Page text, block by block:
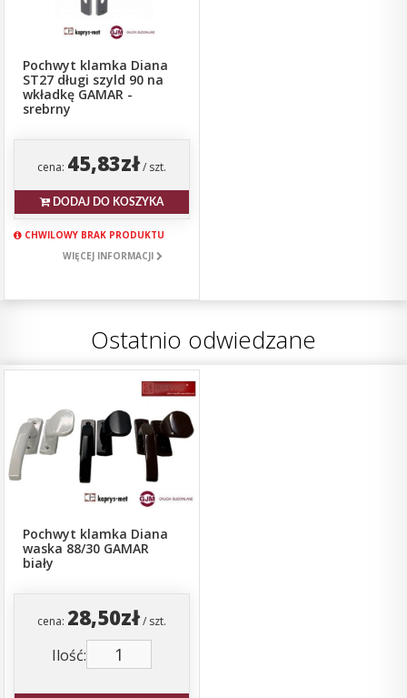
Pochwyt klamka Diana
ST27 długi szyld 90 na
wkładkę GAMAR -
srebrny
cena: 45,83zł/ szt.
DODAJ DO KOSZYKA
CHWILOWY BRAK PRODUKTU
WIĘCEJ INFORMACJI
Ostatnio odwiedzane
Pochwyt klamka Diana
waska 88/30 GAMAR
biały
cena: 28,50zł/ szt.
Ilość: